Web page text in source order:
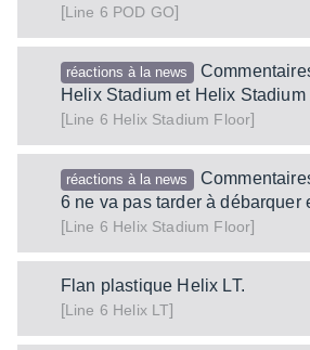
[Line 6 POD GO]
réactions à la news
Helix Stadium et Helix Stadium
[Line 6 Helix Stadium Floor]
réactions à la news
6 ne va pas tarder à débarquer
[Line 6 Helix Stadium Floor]
Flan plastique Helix LT.
[Line 6 Helix LT]